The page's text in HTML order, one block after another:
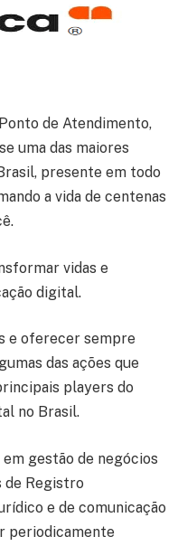
de Atendimento,
uma das maiores
presente em todo
a vida de centenas
vidas e
digital.
e oferecer sempre
das ações que
players do
no Brasil.
gestão de negócios
de Registro
e de comunicação
periodicamente